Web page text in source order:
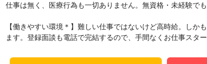
仕事は無く、医療行為も一切ありません。無資格・未経験で
【働きやすい環境＊】難しい仕事ではないけど高時給。しか
ます。登録面談も電話で完結するので、手間なくお仕事スター